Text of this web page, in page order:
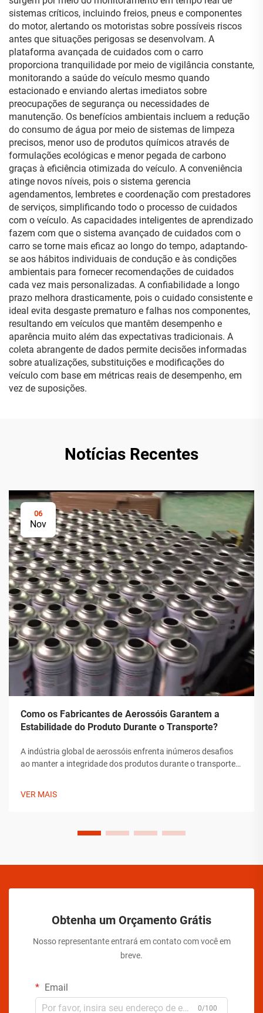
sistemas críticos, incluindo freios, pneus e componentes
do motor, alertando os motoristas sobre possíveis riscos
antes que situações perigosas se desenvolvam. A
plataforma avançada de cuidados com o carro
proporciona tranquilidade por meio de vigilância constante,
monitorando a saúde do veículo mesmo quando
estacionado e enviando alertas imediatos sobre
preocupações de segurança ou necessidades de
manutenção. Os benefícios ambientais incluem a redução
do consumo de água por meio de sistemas de limpeza
precisos, menor uso de produtos químicos através de
formulações ecológicas e menor pegada de carbono
graças à eficiência otimizada do veículo. A conveniência
atinge novos níveis, pois o sistema gerencia
agendamentos, lembretes e coordenação com prestadores
de serviços, simplificando todo o processo de cuidados
com o veículo. As capacidades inteligentes de aprendizado
fazem com que o sistema avançado de cuidados com o
carro se torne mais eficaz ao longo do tempo, adaptando-
se aos hábitos individuais de condução e às condições
ambientais para fornecer recomendações de cuidados
cada vez mais personalizadas. A confiabilidade a longo
prazo melhora drasticamente, pois o cuidado consistente e
ideal evita desgaste prematuro e falhas nos componentes,
resultando em veículos que mantêm desempenho e
aparência muito além das expectativas tradicionais. A
coleta abrangente de dados permite decisões informadas
sobre atualizações, substituições e modificações do
veículo com base em métricas reais de desempenho, em
vez de suposições.
Notícias Recentes
06
Nov
Como os Fabricantes de Aerossóis Garantem a
Estabilidade do Produto Durante o Transporte?
A indústria global de aerossóis enfrenta inúmeros desafios
ao manter a integridade dos produtos durante o transporte.
VER MAIS
Obtenha um Orçamento Grátis
Nosso representante entrará em contato com você em
breve.
Email
0/100